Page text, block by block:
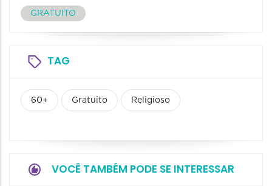
GRATUITO
TAG
60+ Gratuito Religioso
VOCÊ TAMBÉM PODE SE INTERESSAR